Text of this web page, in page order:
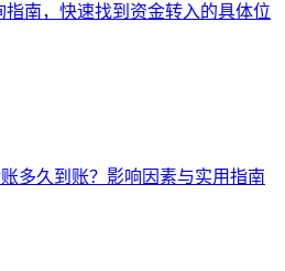
指南，快速找到资金转入的具体位
多久到账？影响因素与实用指南